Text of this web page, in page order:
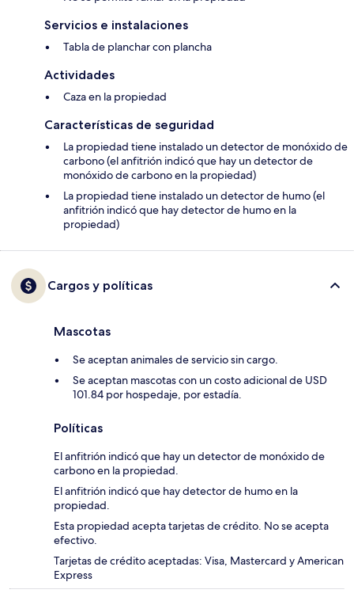
Servicios e instalaciones
Tabla de planchar con plancha
Actividades
Caza en la propiedad
Características de seguridad
La propiedad tiene instalado un detector de monóxido de
carbono (el anfitrión indicó que hay un detector de
monóxido de carbono en la propiedad)
La propiedad tiene instalado un detector de humo (el
anfitrión indicó que hay detector de humo en la
propiedad)
Cargos y políticas
Mascotas
Se aceptan animales de servicio sin cargo.
Se aceptan mascotas con un costo adicional de USD
101.84 por hospedaje, por estadía.
Políticas
El anfitrión indicó que hay un detector de monóxido de
carbono en la propiedad.
El anfitrión indicó que hay detector de humo en la
propiedad.
Esta propiedad acepta tarjetas de crédito. No se acepta
efectivo.
Tarjetas de crédito aceptadas: Visa, Mastercard y American
Express